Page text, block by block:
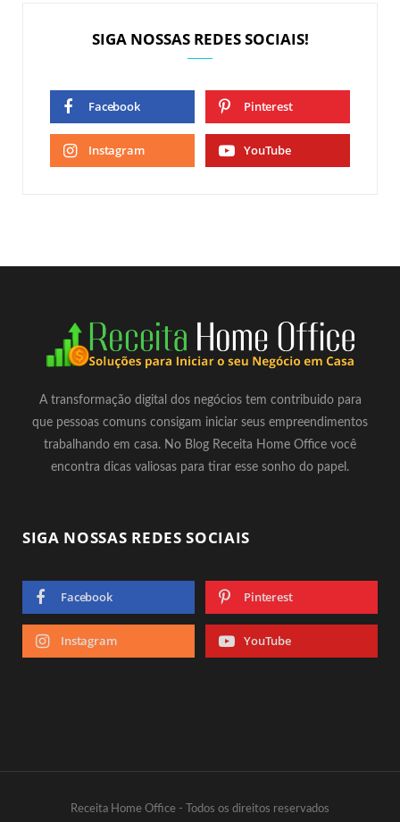
SIGA NOSSAS REDES SOCIAIS!
Facebook Pinterest
Instagram YouTube
A transformação digital dos negócios tem contribuido para
que pessoas comuns consigam iniciar seus empreendimentos
trabalhando em casa. No Blog Receita Home Office você
encontra dicas valiosas para tirar esse sonho do papel.
SIGA NOSSAS REDES SOCIAIS
Facebook Pinterest
Instagram YouTube
Receita Home Office - Todos os direitos reservados